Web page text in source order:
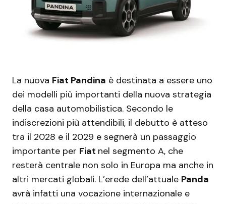
La nuova Fiat Pandina è destinata a essere uno
dei modelli più importanti della nuova strategia
della casa automobilistica. Secondo le
indiscrezioni più attendibili, il debutto è atteso
tra il 2028 e il 2029 e segnerà un passaggio
importante per Fiat nel segmento A, che
resterà centrale non solo in Europa ma anche in
altri mercati globali. L’erede dell’attuale Panda
avrà infatti una vocazione internazionale e